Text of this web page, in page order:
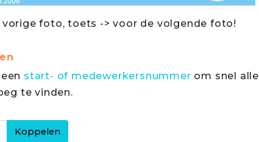
vorige foto, toets -> voor de volgende foto!
start- of medewerkersnummer om snel alle
te vinden.